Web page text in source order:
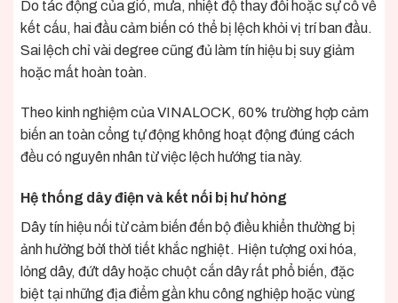
Do tác động của gió, mưa, nhiệt độ thay đổi hoặc sự cố về
kết cấu, hai đầu cảm biến có thể bị lệch khỏi vị trí ban đầu.
Sai lệch chỉ vài degree cũng đủ làm tín hiệu bị suy giảm
hoặc mất hoàn toàn.
Theo kinh nghiệm của VINALOCK, 60% trường hợp cảm
biến an toàn cổng tự động không hoạt động đúng cách
đều có nguyên nhân từ việc lệch hướng tia này.
Hệ thống dây điện và kết nối bị hư hỏng
Dây tín hiệu nối từ cảm biến đến bộ điều khiển thường bị
ảnh hưởng bởi thời tiết khắc nghiệt. Hiện tượng oxi hóa,
lỏng dây, đứt dây hoặc chuột cắn dây rất phổ biến, đặc
biệt tại những địa điểm gần khu công nghiệp hoặc vùng